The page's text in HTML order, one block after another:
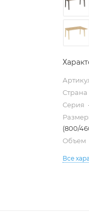
Страна
Серия
(800/
Объем
Все